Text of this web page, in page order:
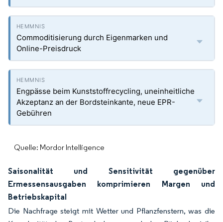
Commoditisierung durch Eigenmarken und
Online-Preisdruck
Engpässe beim Kunststoffrecycling, uneinheitliche
Akzeptanz an der Bordsteinkante, neue EPR-
Gebühren
Quelle: Mordor Intelligence
Saisonalität und Sensitivität gegenüber
Ermessensausgaben komprimieren Margen und
Betriebskapital
Die Nachfrage steigt mit Wetter und Pflanzfenstern, was die